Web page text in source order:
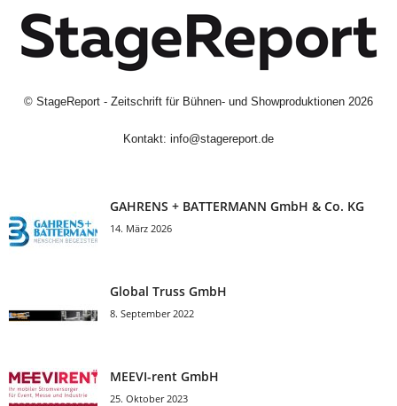
© StageReport - Zeitschrift für Bühnen- und Showproduktionen 2026
Kontakt: info@stagereport.de
GAHRENS + BATTERMANN GmbH & Co. KG
14. März 2026
Global Truss GmbH
8. September 2022
MEEVI-rent GmbH
25. Oktober 2023